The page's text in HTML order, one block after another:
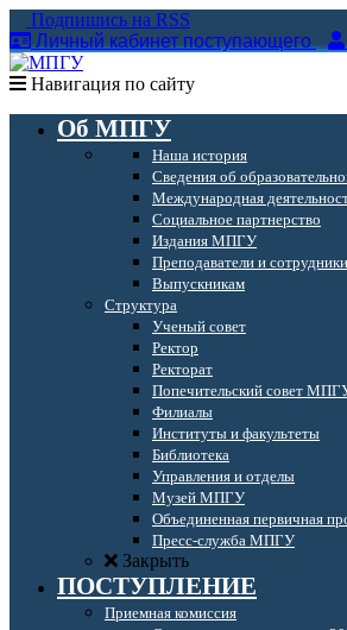
Подпишись на RSS
Личный кабинет поступающего
Навигация по сайту
Об МПГУ
Наша история
Сведения об
Международная
Социальное партнерство
Издания МПГУ
Преподаватели и сотрудники
Выпускникам
Структура
Ученый совет
Ректор
Ректорат
Попечительский совет
Филиалы
Институты и факультеты
Библиотека
Управления и отделы
Музей МПГУ
Объединенная первичная
Пресс-служба МПГУ
Закрыть
ПОСТУПЛЕНИЕ
Приемная комиссия